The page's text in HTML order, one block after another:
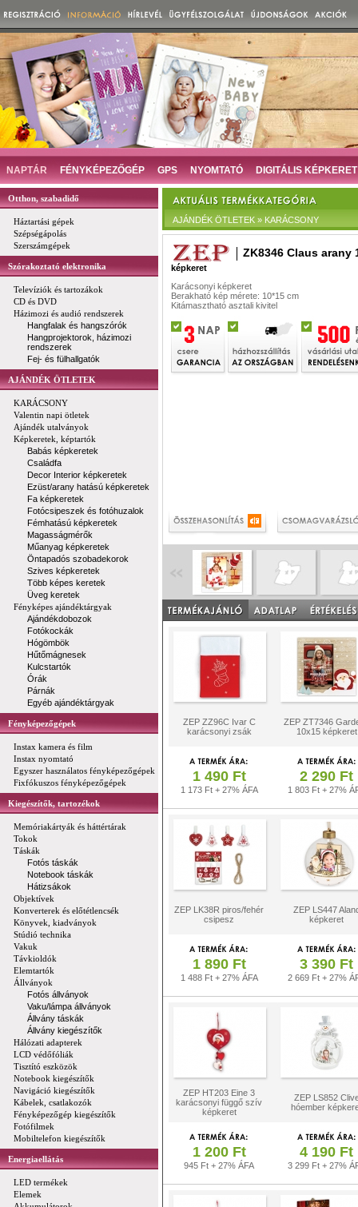
NAPTÁR FÉNYKÉPEZŐGÉP GPS NYOMTATÓ DIGITÁLIS KÉPKERET
Otthon, szabadidő
Háztartási gépek
Szépségápolás
Szerszámgépek
Szórakoztató elektronika
Televíziók és tartozákok
CD és DVD
Házimozi és audió rendszerek
Hangfalak és hangszórók
Hangprojektorok, házimozi
rendszerek
Fej- és fülhallgatók
AJÁNDÉK ÖTLETEK
KARÁCSONY
Valentin napi ötletek
Ajándék utalványok
Képkeretek, képtartók
Babás képkeretek
Családfa
Decor Interior képkeretek
Ezüst/arany hatású képkeretek
Fa képkeretek
Fotócsipeszek és fotóhuzalok
Fémhatású képkeretek
Magasságmérők
Műanyag képkeretek
Öntapadós szobadekorok
Szives képkeretek
Több képes keretek
Üveg keretek
Fényképes ajándéktárgyak
Ajándékdobozok
Fotókockák
Hógömbök
Hűtőmágnesek
Kulcstartók
Órák
Párnák
Egyéb ajándéktárgyak
Fényképezőgépek
Instax kamera és film
Instax nyomtató
Egyszer használatos fényképezőgépek
Fixfókuszos fényképezőgépek
Kiegészítők, tartozékok
Memóriakártyák és háttértárak
Tokok
Táskák
Fotós táskák
Notebook táskák
Hátizsákok
Objektívek
Konverterek és előtétlencsék
Könyvek, kiadványok
Stúdió technika
Vakuk
Távkioldók
Elemtartók
Állványok
Fotós állványok
Vaku/lámpa állványok
Állvány táskák
Állvány kiegészítők
Hálózati adapterek
LCD védőfóliák
Tisztító eszközök
Notebook kiegészítők
Navigáció kiegészítők
Kábelek, csatlakozók
Fényképezőgép kiegészítők
Fotófilmek
Mobiltelefon kiegészítők
Energiaellátás
LED termékek
Elemek
AJÁNDÉK ÖTLETEK » KARÁCSONY
ZK8346 Claus arany
képkeret
Karácsonyi képkeret
Berakható kép mérete: 10*15 cm
Kitámasztható asztali kivitel
ZEP ZZ96C Ivar C
karácsonyi zsák
ZEP ZT7346
10x15 képkeret
1 490 Ft
1 173 Ft + 27% ÁFA
2 290 Ft
1 803 Ft + 27%
ZEP LK38R piros/fehér
csipesz
ZEP LS447
képkeret
1 890 Ft
1 488 Ft + 27% ÁFA
3 390 Ft
2 669 Ft + 27%
ZEP HT203 Eine 3
karácsonyi függő szív
képkeret
ZEP LS852
hóember
1 200 Ft
945 Ft + 27% ÁFA
4 190 Ft
3 299 Ft + 27%